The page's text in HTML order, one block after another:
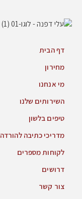
דף הבית
מחירון
מי אנחנו
השירותים שלנו
טיפים בלשון
מדריכי כתיבה להורדה
לקוחות מספרים
דרושים
צור קשר